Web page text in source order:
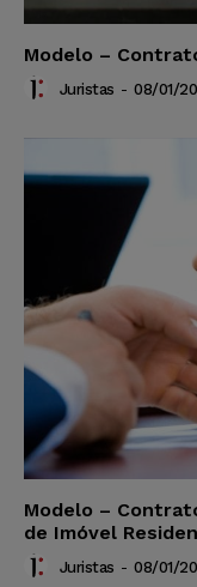
Modelo –
Juristas - 08/01/
Modelo –
de Imóvel
Juristas - 08/01/